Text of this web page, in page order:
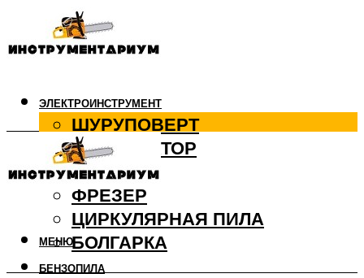
ЭЛЕКТРОИНСТРУМЕНТ
ШУРУПОВЕРТ
ПЕРФОРАТОР
ДРЕЛЬ
ФРЕЗЕР
ЦИРКУЛЯРНАЯ ПИЛА
БОЛГАРКА
БЕНЗОПИЛА
МЕНЮ